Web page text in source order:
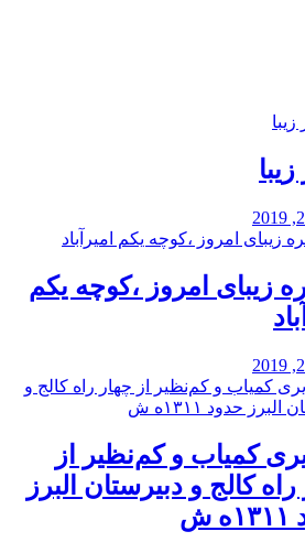
زیبا
زیبای امروز ،کوچه یکم
کمیاب و کم‌نظیر از
كالج و دبيرستان البرز